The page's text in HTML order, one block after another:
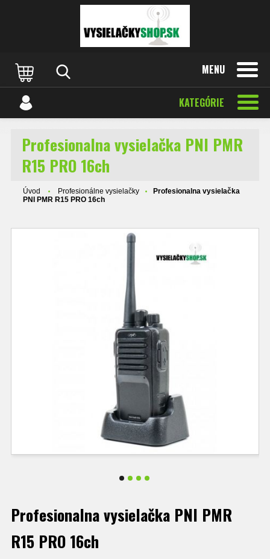
MENU
KATEGÓRIE
Profesionalna vysielačka PNI PMR
R15 PRO 16ch
Úvod Profesionálne vysielačky
Profesionalna vysielačka
PNI PMR R15 PRO 16ch
Profesionalna vysielačka PNI PMR
R15 PRO 16ch